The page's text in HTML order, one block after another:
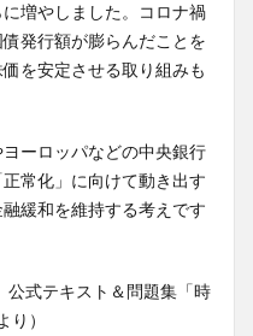
増やしました。コロナ禍
発行額が膨らんだことを
を安定させる取り組みも
ーロッパなどの中央銀行
常化」に向けて動き出す
緩和を維持する考えです
式テキスト＆問題集「時
）